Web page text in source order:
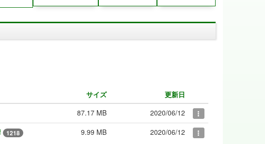
サイズ
更新日
87.17 MB
2020/06/12
1218 9.99 MB 2020/06/12